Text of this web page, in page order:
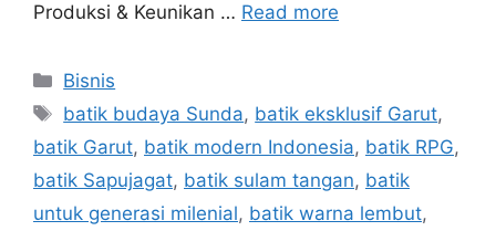
Produksi & Keunikan … Read more
Categories
Bisnis
Tags
batik budaya Sunda, batik eksklusif Garut,
batik Garut, batik modern Indonesia, batik RPG,
batik Sapujagat, batik sulam tangan, batik
untuk generasi milenial, batik warna lembut,